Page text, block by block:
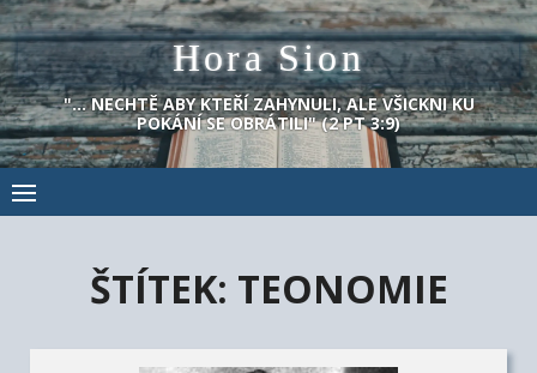
Skip
to
content
Hora Sion
"… NECHTĚ ABY KTEŘÍ ZAHYNULI, ALE VŠICKNI KU
POKÁNÍ SE OBRÁTILI" (2 PT 3:9)
ŠTÍTEK: TEONOMIE